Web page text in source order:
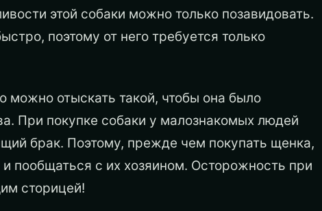
этой собаки можно только позавидовать.
поэтому от него требуется только
можно отыскать такой, чтобы она было
При покупке собаки у малознакомых людей
брак. Поэтому, прежде чем покупать щенка,
пообщаться с их хозяином. Осторожность при
сторицей!